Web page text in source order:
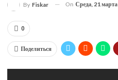
By Fiskar On Среда, 21 марта
0
Поделиться